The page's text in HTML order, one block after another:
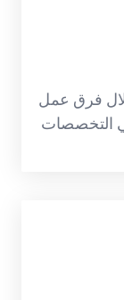
فرق عمل
التخصصات